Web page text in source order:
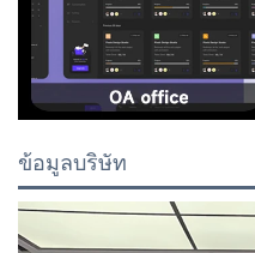
ข้อมูลบริษัท